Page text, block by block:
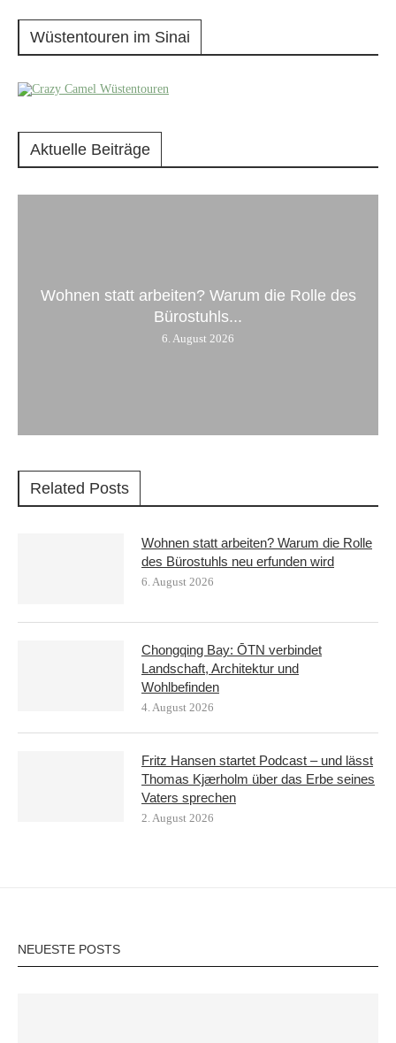
Wüstentouren im Sinai
Aktuelle Beiträge
Wohnen statt arbeiten? Warum die Rolle des
Bürostuhls...
6. August 2026
Related Posts
Wohnen statt arbeiten? Warum die Rolle
des Bürostuhls neu erfunden wird
6. August 2026
Chongqing Bay: ŌTN verbindet
Landschaft, Architektur und
Wohlbefinden
4. August 2026
Fritz Hansen startet Podcast – und lässt
Thomas Kjærholm über das Erbe seines
Vaters sprechen
2. August 2026
NEUESTE POSTS